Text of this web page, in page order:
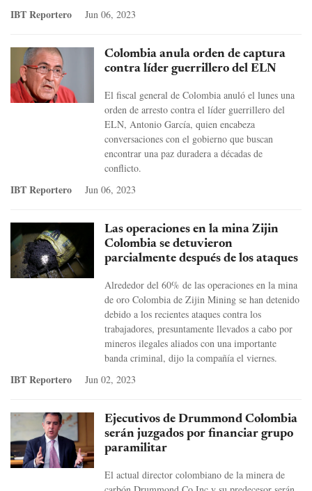
IBT Reportero Jun 06, 2023
Colombia anula orden de captura
contra líder guerrillero del ELN
El fiscal general de Colombia anuló el lunes una
orden de arresto contra el líder guerrillero del
ELN, Antonio García, quien encabeza
conversaciones con el gobierno que buscan
encontrar una paz duradera a décadas de
conflicto.
IBT Reportero Jun 06, 2023
Las operaciones en la mina Zijin
Colombia se detuvieron
parcialmente después de los ataques
Alrededor del 60% de las operaciones en la mina
de oro Colombia de Zijin Mining se han detenido
debido a los recientes ataques contra los
trabajadores, presuntamente llevados a cabo por
mineros ilegales aliados con una importante
banda criminal, dijo la compañía el viernes.
IBT Reportero Jun 02, 2023
Ejecutivos de Drummond Colombia
serán juzgados por financiar grupo
paramilitar
El actual director colombiano de la minera de